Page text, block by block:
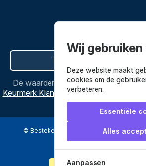
Hier de overeenkomst
De waardering van
Keurmerk Klantbeoordelingen
reviews.
© Bestekenpannen.nl 2026 een
Wij gebruiken
Deze website maakt
cookies om de
verbeteren.
Essentiële
Alles
Aanpassen